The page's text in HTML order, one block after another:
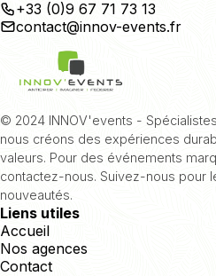
+33 (0)9 67 71 73 13
contact@innov-events.fr
© 2024 INNOV'events -
nous créons des expériences
valeurs. Pour des événements
contactez-nous. Suivez-nous pour
nouveautés.
Liens utiles
Accueil
Nos agences
Contact